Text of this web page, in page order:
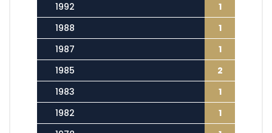
1992
1
1988
1
1987
1
1985
2
1983
1
1982
1